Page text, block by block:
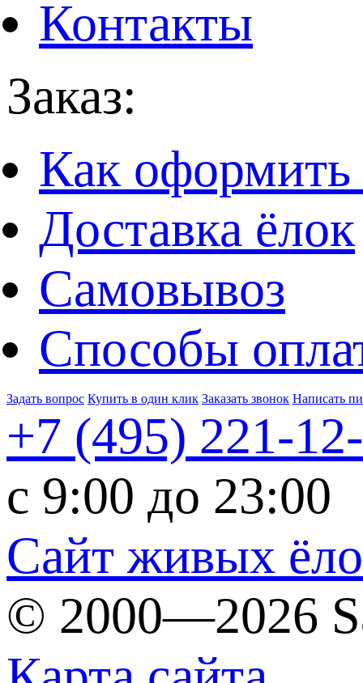
Контакты
Заказ:
Как оформить
Доставка ёлок
Самовывоз
Способы
Задать вопрос Купить в один клик Заказать звонок Написать
+7 (495) 221-
c 9:00 до 23:00
Сайт живых
© 2000—2026